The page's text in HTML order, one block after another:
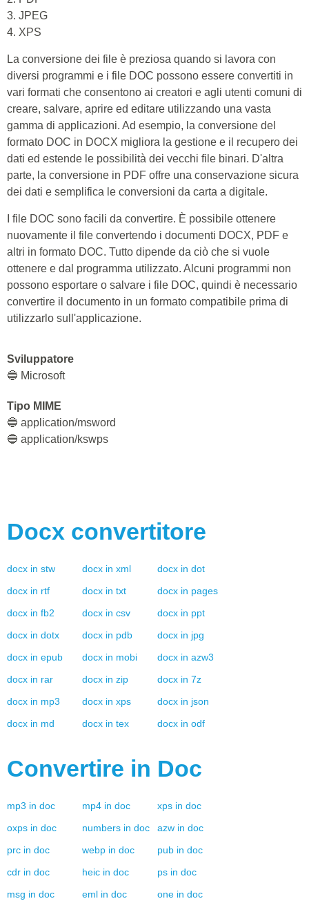
3. JPEG
4. XPS
La conversione dei file è preziosa quando si lavora con
diversi programmi e i file DOC possono essere convertiti in
vari formati che consentono ai creatori e agli utenti comuni di
creare, salvare, aprire ed editare utilizzando una vasta
gamma di applicazioni. Ad esempio, la conversione del
formato DOC in DOCX migliora la gestione e il recupero dei
dati ed estende le possibilità dei vecchi file binari. D'altra
parte, la conversione in PDF offre una conservazione sicura
dei dati e semplifica le conversioni da carta a digitale.
I file DOC sono facili da convertire. È possibile ottenere
nuovamente il file convertendo i documenti DOCX, PDF e
altri in formato DOC. Tutto dipende da ciò che si vuole
ottenere e dal programma utilizzato. Alcuni programmi non
possono esportare o salvare i file DOC, quindi è necessario
convertire il documento in un formato compatibile prima di
utilizzarlo sull'applicazione.
Sviluppatore
🔵 Microsoft
Tipo MIME
🔵 application/msword
🔵 application/kswps
Docx convertitore
docx in stw docx in xml docx in dot
docx in rtf docx in txt docx in pages
docx in fb2 docx in csv docx in ppt
docx in dotx docx in pdb docx in jpg
docx in epub docx in mobi docx in azw3
docx in rar docx in zip docx in 7z
docx in mp3 docx in xps docx in json
docx in md docx in tex docx in odf
Convertire in Doc
mp3 in doc mp4 in doc xps in doc
oxps in doc numbers in doc azw in doc
prc in doc webp in doc pub in doc
cdr in doc heic in doc ps in doc
msg in doc eml in doc one in doc